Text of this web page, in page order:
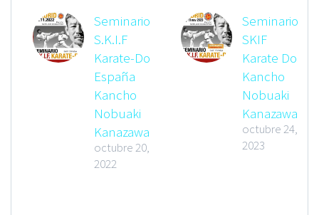
Seminario
S.K.I.F
Karate-Do
España
Kancho
Nobuaki
Kanazawa
octubre 20,
2022
Seminario
SKIF
Karate Do
Kancho
Nobuaki
Kanazawa
octubre 24,
2023